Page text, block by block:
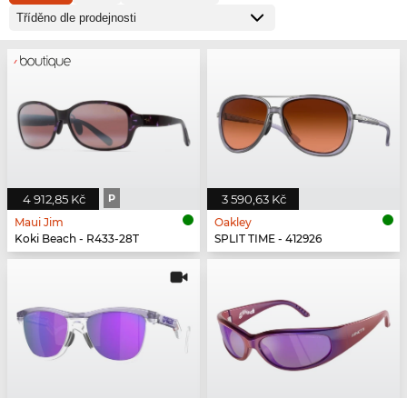
4 912,85 Kč P
Maui Jim
Koki Beach - R433-28T
3 590,63 Kč
Oakley
SPLIT TIME - 412926